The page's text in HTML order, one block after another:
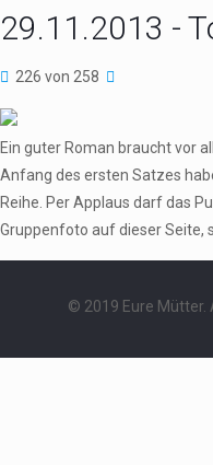
29.11.2013 -
226 von 258
Ein guter Roman braucht vor
Anfang des ersten Satzes
Reihe. Per Applaus darf das
Gruppenfoto auf dieser Seite,
© 2019 Eure Mütter.